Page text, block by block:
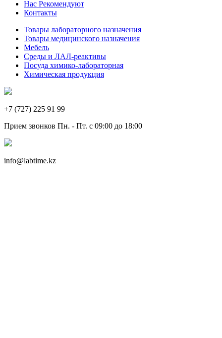
Нас Рекомендуют
Контакты
Товары лабораторного назначения
Товары медицинского назначения
Мебель
Среды и ЛАЛ-реактивы
Посуда химико-лабораторная
Химическая продукция
+7 (727) 225 91 99
Прием звонков Пн. - Пт. с 09:00 до 18:00
info@labtime.kz